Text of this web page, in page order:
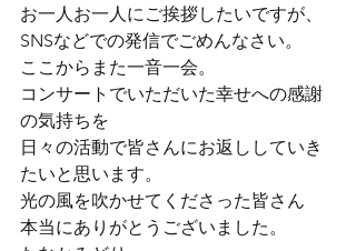
お一人お一人にご挨拶したいですが、
SNSなどでの発信でごめんなさい。
ここからまた一音一会。
コンサートでいただいた幸せへの感謝
の気持ちを
日々の活動で皆さんにお返ししていき
たいと思います。
光の風を吹かせてくださった皆さん
本当にありがとうございました。